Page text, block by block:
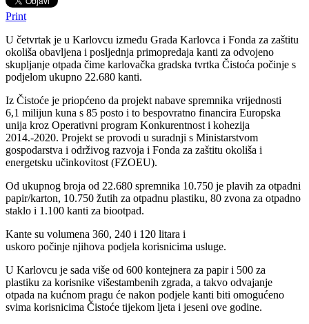
Print
U četvrtak je u Karlovcu između Grada Karlovca i Fonda za zaštitu
okoliša obavljena i posljednja primopredaja kanti za odvojeno
skupljanje otpada čime karlovačka gradska tvrtka Čistoća počinje s
podjelom ukupno 22.680 kanti.
Iz Čistoće je priopćeno da projekt nabave spremnika vrijednosti
6,1 milijun kuna s 85 posto i to bespovratno financira Europska
unija kroz Operativni program Konkurentnost i kohezija
2014.-2020. Projekt se provodi u suradnji s Ministarstvom
gospodarstva i održivog razvoja i Fonda za zaštitu okoliša i
energetsku učinkovitost (FZOEU).
Od ukupnog broja od 22.680 spremnika 10.750 je plavih za otpadni
papir/karton, 10.750 žutih za otpadnu plastiku, 80 zvona za otpadno
staklo i 1.100 kanti za biootpad.
Kante su volumena 360, 240 i 120 litara i
uskoro počinje njihova podjela korisnicima usluge.
U Karlovcu je sada više od 600 kontejnera za papir i 500 za
plastiku za korisnike višestambenih zgrada, a takvo odvajanje
otpada na kućnom pragu će nakon podjele kanti biti omogućeno
svima korisnicima Čistoće tijekom ljeta i jeseni ove godine.